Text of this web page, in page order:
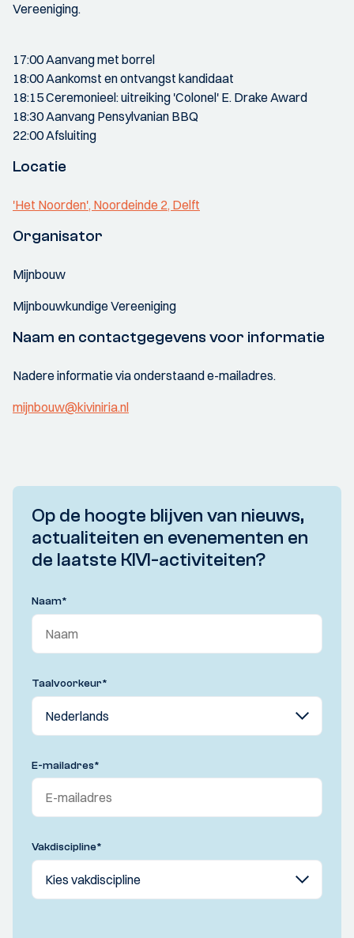
Vereeniging.
17:00 Aanvang met borrel
18:00 Aankomst en ontvangst kandidaat
18:15 Ceremonieel: uitreiking 'Colonel' E. Drake Award
18:30 Aanvang Pensylvanian BBQ
22:00 Afsluiting
Locatie
'Het Noorden', Noordeinde 2, Delft
Organisator
Mijnbouw
Mijnbouwkundige Vereeniging
Naam en contactgegevens voor informatie
Nadere informatie via onderstaand e-mailadres.
mijnbouw@kiviniria.nl
Op de hoogte blijven van nieuws,
actualiteiten en evenementen en
de laatste KIVI-activiteiten?
Naam*
Taalvoorkeur*
E-mailadres*
Vakdiscipline*